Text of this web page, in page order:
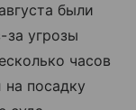
были
угрозы
часов
посадку